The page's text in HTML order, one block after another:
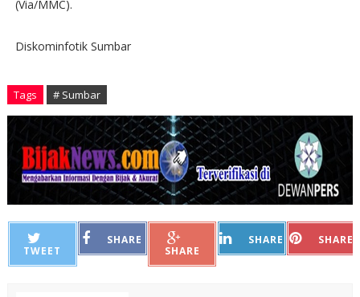
(Via/MMC).
Diskominfotik Sumbar
Tags # Sumbar
TWEET
SHARE
SHARE
SHARE SHARE